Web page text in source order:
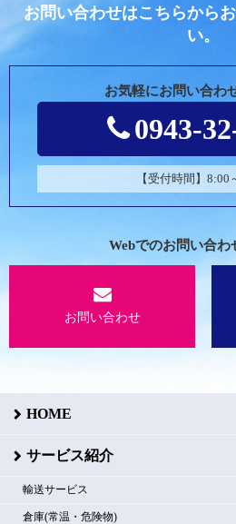
お問い合わせはこちらから
い。
お気軽にお問い合わ
0943-
【受付時間】8:00
Webでのお問い合わ
お問い合わせ
HOME
サービス紹介
輸送サービス
倉庫(常温・危険物)